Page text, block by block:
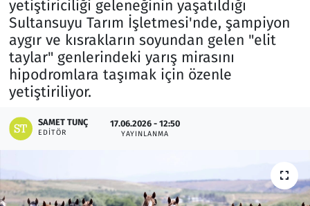
yetiştiriciliği geleneğinin yaşatıldığı
Sultansuyu Tarım İşletmesi'nde, şampiyon
aygır ve kısrakların soyundan gelen "elit
taylar" genlerindeki yarış mirasını
hipodromlara taşımak için özenle
yetiştiriliyor.
SAMET TUNÇ
EDITÖR
17.06.2026 - 12:50
YAYINLANMA
Memur ve Kamu
Otomobil
Resmi İlanlar